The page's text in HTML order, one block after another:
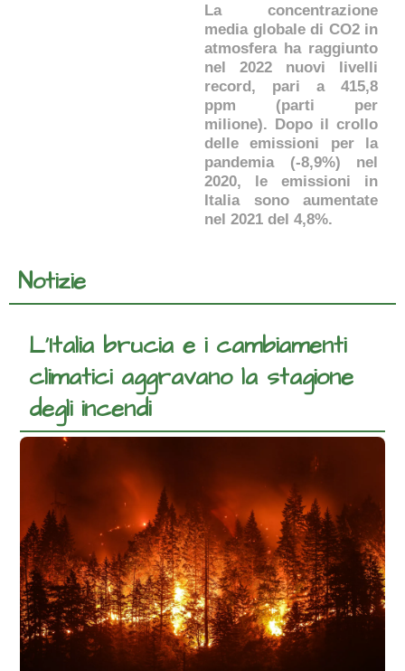
La concentrazione
media globale di CO2 in
atmosfera ha raggiunto
nel 2022 nuovi livelli
record, pari a 415,8
ppm (parti per
milione). Dopo il crollo
delle emissioni per la
pandemia (-8,9%) nel
2020, le emissioni in
Italia sono aumentate
nel 2021 del 4,8%.
Notizie
L’Italia brucia e i cambiamenti
climatici aggravano la stagione
degli incendi